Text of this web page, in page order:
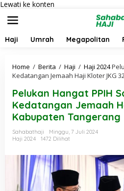
Lewati ke konten
Haji Umrah Megapolitan
Home / Berita / Haji / Haji 2024
Kedatangan Jemaah Haji Kloter JKG
Pelukan Hangat PPIH
Kedatangan Jemaah
Kabupaten Tangerang
Sahabathaji
Minggu, 7 Juli 2024
Haji 2024
1472 Dilihat